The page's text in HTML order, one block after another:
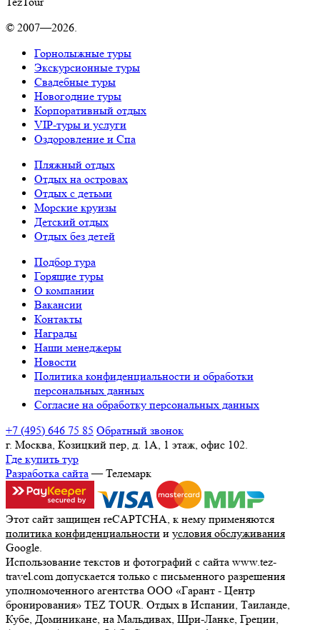
© 2007—2026.
Горнолыжные туры
Экскурсионные туры
Свадебные туры
Новогодние туры
Корпоративный отдых
VIP-туры и услуги
Оздоровление и Спа
Пляжный отдых
Отдых на островах
Отдых с детьми
Морские круизы
Детский отдых
Отдых без детей
Подбор тура
Горящие туры
О компании
Вакансии
Контакты
Награды
Наши менеджеры
Новости
Политика конфиденциальности и обработки
персональных данных
Согласие на обработку персональных данных
+7 (495) 646 75 85 Обратный звонок
г. Москва, Козицкий пер, д. 1А, 1 этаж, офис 102.
Где купить тур
Разработка сайта— Телемарк
Этот сайт защищен reCAPTCHA, к нему применяются
политика конфиденциальности и условия обслуживания
Google.
Использование текстов и фотографий с сайта www.tez-
travel.com допускается только с письменного разрешения
уполномоченного агентства ООО «Гарант - Центр
бронирования» TEZ TOUR. Отдых в Испании, Таиланде,
Кубе, Доминикане, на Мальдивах, Шри-Ланке, Греции,